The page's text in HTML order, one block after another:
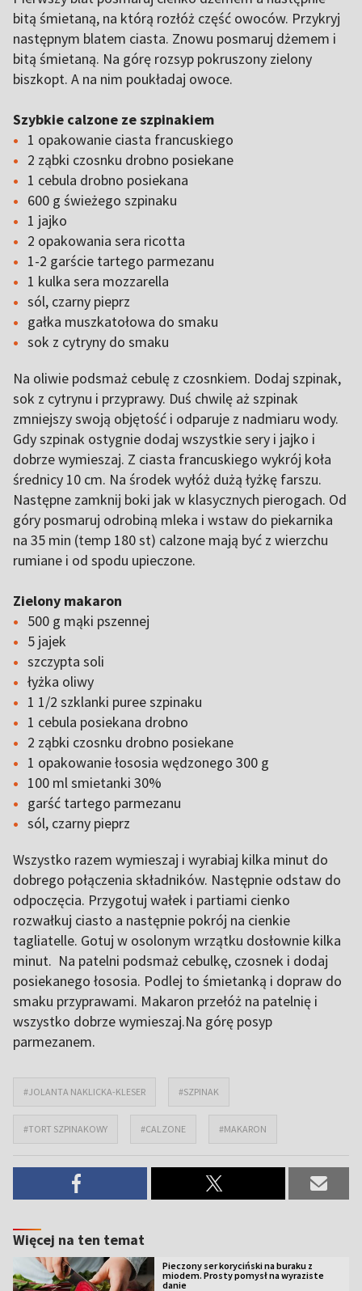
bitą śmietaną, na którą rozłóż część owoców. Przykryj
następnym blatem ciasta. Znowu posmaruj dżemem i
bitą śmietaną. Na górę rozsyp pokruszony zielony
biszkopt. A na nim poukładaj owoce.
Szybkie calzone ze szpinakiem
1 opakowanie ciasta francuskiego
2 ząbki czosnku drobno posiekane
1 cebula drobno posiekana
600 g świeżego szpinaku
1 jajko
2 opakowania sera ricotta
1-2 garście tartego parmezanu
1 kulka sera mozzarella
sól, czarny pieprz
gałka muszkatołowa do smaku
sok z cytryny do smaku
Na oliwie podsmaż cebulę z czosnkiem. Dodaj szpinak,
sok z cytrynu i przyprawy. Duś chwilę aż szpinak
zmniejszy swoją objętość i odparuje z nadmiaru wody.
Gdy szpinak ostygnie dodaj wszystkie sery i jajko i
dobrze wymieszaj. Z ciasta francuskiego wykrój koła
średnicy 10 cm. Na środek wyłóż dużą łyżkę farszu.
Następne zamknij boki jak w klasycznych pierogach. Od
góry posmaruj odrobiną mleka i wstaw do piekarnika
na 35 min (temp 180 st) calzone mają być z wierzchu
rumiane i od spodu upieczone.
Zielony makaron
500 g mąki pszennej
5 jajek
szczypta soli
łyżka oliwy
1 1/2 szklanki puree szpinaku
1 cebula posiekana drobno
2 ząbki czosnku drobno posiekane
1 opakowanie łososia wędzonego 300 g
100 ml smietanki 30%
garść tartego parmezanu
sól, czarny pieprz
Wszystko razem wymieszaj i wyrabiaj kilka minut do
dobrego połączenia składników. Następnie odstaw do
odpoczęcia. Przygotuj wałek i partiami cienko
rozwałkuj ciasto a następnie pokrój na cienkie
tagliatelle. Gotuj w osolonym wrzątku dosłownie kilka
minut. Na patelni podsmaż cebulkę, czosnek i dodaj
posiekanego łososia. Podlej to śmietanką i dopraw do
smaku przyprawami. Makaron przełóż na patelnię i
wszystko dobrze wymieszaj.Na górę posyp
parmezanem.
#JOLANTA NAKLICKA-KLESER #SZPINAK
#TORT SZPINAKOWY #CALZONE #MAKARON
Więcej na ten temat
Pieczony ser koryciński na buraku z
miodem. Prosty pomysł na wyraziste
danie